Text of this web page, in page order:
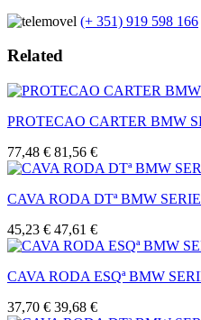
(+ 351) 919 598 166
Related
PROTECAO CARTER BMW
77,48 € 81,56 €
CAVA RODA DTª BMW SERIE
45,23 € 47,61 €
CAVA RODA ESQª BMW
37,70 € 39,68 €